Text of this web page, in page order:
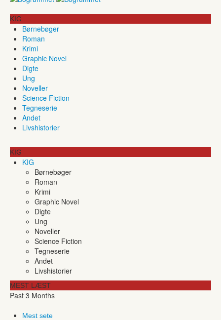
KIG
Børnebøger
Roman
Krimi
Graphic Novel
Digte
Ung
Noveller
Science Fiction
Tegneserie
Andet
Livshistorier
KIG
KIG
Børnebøger
Roman
Krimi
Graphic Novel
Digte
Ung
Noveller
Science Fiction
Tegneserie
Andet
Livshistorier
MEST LÆST
Past 3 Months
Mest sete